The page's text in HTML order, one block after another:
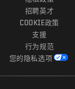
招聘英才
COOKIE政策
支援
行为规范
您的隐私选项